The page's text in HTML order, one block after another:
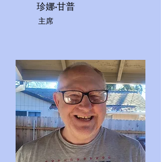
珍娜·甘普
主席